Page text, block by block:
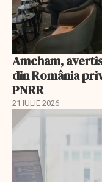
Amcham,
din România
PNRR
21 IULIE 2026